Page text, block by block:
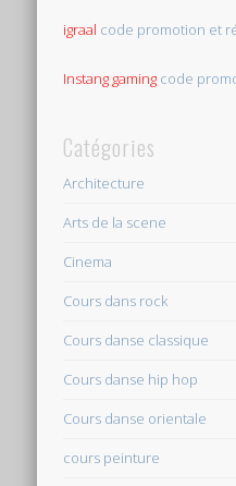
igraal code promotion et
Instang gaming code
Catégories
Architecture
Arts de la scene
Cinema
Cours dans rock
Cours danse classique
Cours danse hip hop
Cours danse orientale
cours peinture